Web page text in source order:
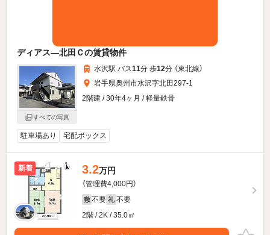
ディアス—北田Ｃの賃貸物件
すべての写真
水沢駅 バス11分 歩12分 （東北線）
岩手県奥州市水沢字北田297-1
2階建 / 30年4ヶ月 / 軽量鉄骨
駐車場あり 宅配ボックス
新着 3.2万円
（管理費4,000円）
敷 不要 礼 不要
2階 / 2K / 35.0㎡